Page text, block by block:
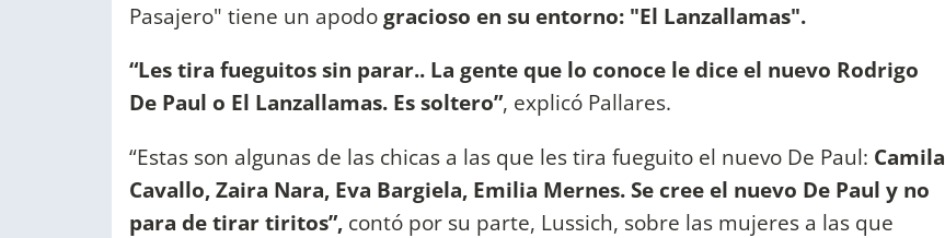
Pasajero" tiene un apodogracioso en su entorno: "El Lanzallamas".
“Les tira fueguitos sin parar.. La gente que lo conoce le dice el nuevo Rodrigo
De Paul o El Lanzallamas. Es soltero”, explicó Pallares.
“Estas son algunas de las chicas a las que les tira fueguito el nuevo De Paul: Camila
Cavallo, Zaira Nara, Eva Bargiela, Emilia Mernes. Se cree el nuevo De Paul y no
para de tirar tiritos”, contó por su parte, Lussich, sobre las mujeres a las que